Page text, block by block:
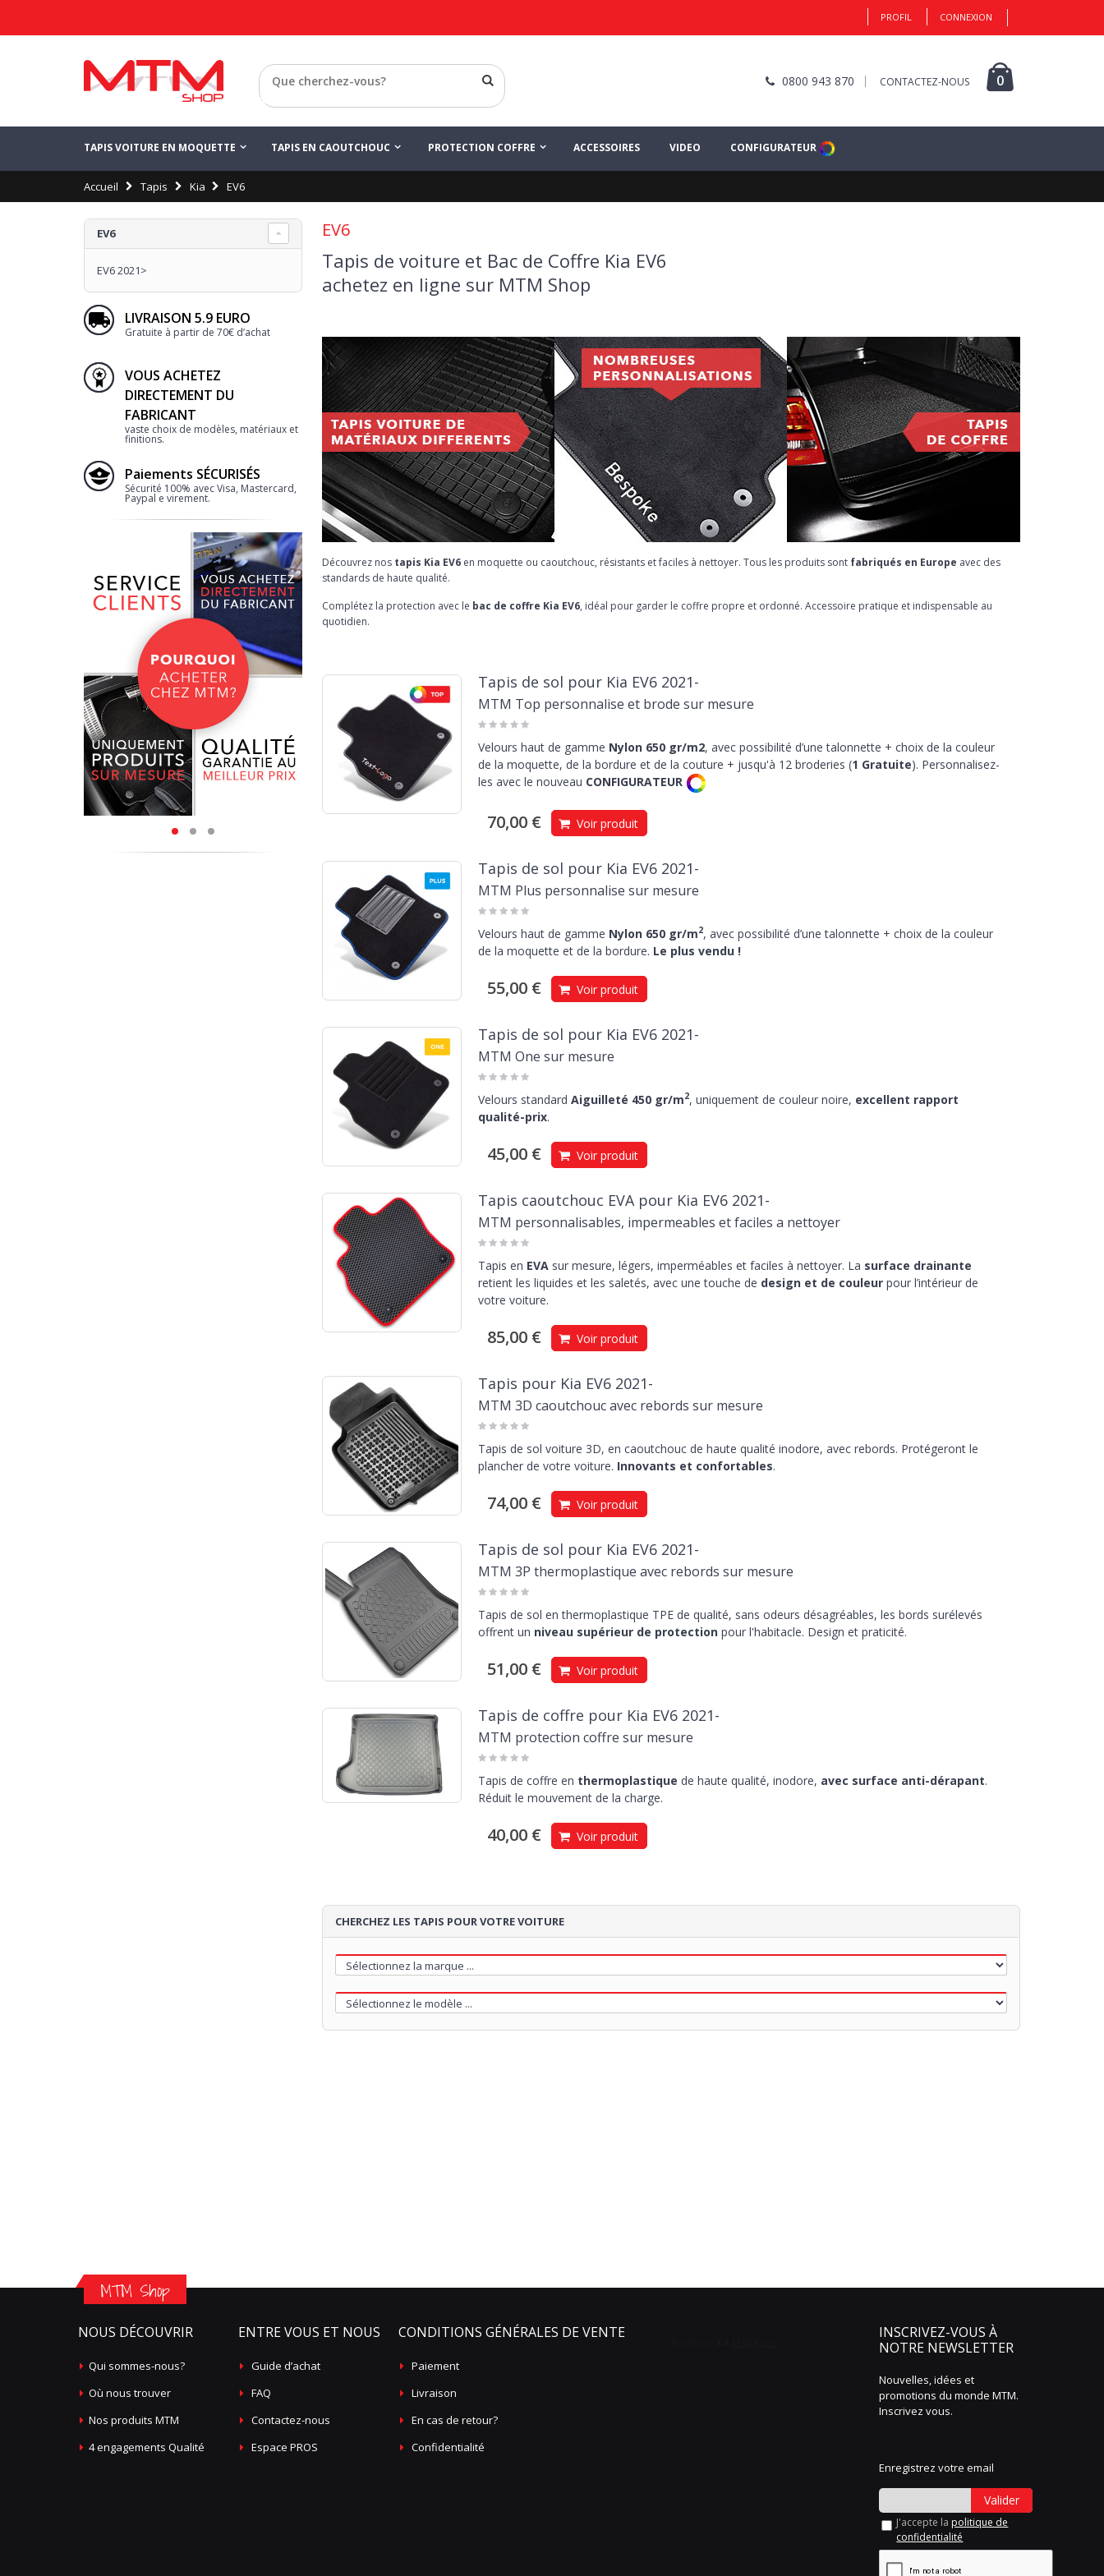
PROFIL CONNEXION
0800 943 870 CONTACTEZ-NOUS 0
Retour
TAPIS VOITURE EN MOQUETTE TAPIS EN CAOUTCHOUC PROTECTION COFFRE ACCESSOIRES VIDEO CONFIGURATEUR
Accueil Tapis Kia EV6
EV6
Tapis de voiture et Bac de Coffre Kia EV6
achetez en ligne sur MTM Shop
Découvrez nos tapis Kia EV6en moquette ou caoutchouc, résistants et faciles à nettoyer. Tous les produits sont fabriqués en Europe avec des
standards de haute qualité.
Complétez la protection avec le bac de coffre Kia EV6, idéal pour garder le coffre propre et ordonné. Accessoire pratique et indispensable au
quotidien.
Tapis de sol pour Kia EV6 2021-
MTM Top personnalise et brode sur mesure
Velours haut de gamme Nylon 650 gr/m2, avec possibilité d’une talonnette + choix de la couleur
de la moquette, de la bordure et de la couture + jusqu'à 12 broderies (1 Gratuite). Personnalisez-
les avec le nouveau CONFIGURATEUR
70,00 € Voir produit
Tapis de sol pour Kia EV6 2021-
MTM Plus personnalise sur mesure
Velours haut de gamme Nylon 650 gr/m2, avec possibilité d’une talonnette + choix de la couleur
de la moquette et de la bordure. Le plus vendu !
55,00 € Voir produit
Tapis de sol pour Kia EV6 2021-
MTM One sur mesure
Velours standard Aiguilleté 450 gr/m2, uniquement de couleur noire, excellent rapport
qualité-prix.
45,00 € Voir produit
Tapis caoutchouc EVA pour Kia EV6 2021-
MTM personnalisables, impermeables et faciles a nettoyer
Tapis en EVAsur mesure, légers, imperméables et faciles à nettoyer. La surface drainante
retient les liquides et les saletés, avec une touche de design et de couleurpour l’intérieur de
votre voiture.
85,00 € Voir produit
Tapis pour Kia EV6 2021-
MTM 3D caoutchouc avec rebords sur mesure
Tapis de sol voiture 3D, en caoutchouc de haute qualité inodore, avec rebords. Protégeront le
plancher de votre voiture. Innovants et confortables.
74,00 € Voir produit
Tapis de sol pour Kia EV6 2021-
MTM 3P thermoplastique avec rebords sur mesure
Tapis de sol en thermoplastique TPE de qualité, sans odeurs désagréables, les bords surélevés
offrent un niveau supérieur de protectionpour l'habitacle. Design et praticité.
51,00 € Voir produit
Tapis de coffre pour Kia EV6 2021-
MTM protection coffre sur mesure
Tapis de coffre en thermoplastique de haute qualité, inodore, avec surface anti-dérapant.
Réduit le mouvement de la charge.
40,00 € Voir produit
CHERCHEZ LES TAPIS POUR VOTRE VOITURE
EV6
EV6 2021>
LIVRAISON 5.9 EURO
Gratuite à partir de 70€ d’achat
VOUS ACHETEZ
DIRECTEMENT DU
FABRICANT
vaste choix de modèles, matériaux et
finitions.
Paiements SÉCURISÉS
Sécurité 100% avec Visa, Mastercard,
Paypal e virement.
MTM Shop
NOUS DÉCOUVRIR
Qui sommes-nous?
Où nous trouver
Nos produits MTM
4 engagements Qualité
ENTRE VOUS ET NOUS
Guide d’achat
FAQ
Contactez-nous
Espace PROS
CONDITIONS GÉNÉRALES DE VENTE
Paiement
Livraison
En cas de retour?
Confidentialité
INSCRIVEZ-VOUS À
NOTRE NEWSLETTER
Nouvelles, idées et
promotions du monde MTM.
Inscrivez vous.
Enregistrez votre email
Valider
J'accepte la politique de
confidentialité